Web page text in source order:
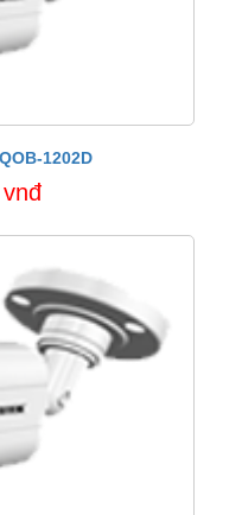
1202D